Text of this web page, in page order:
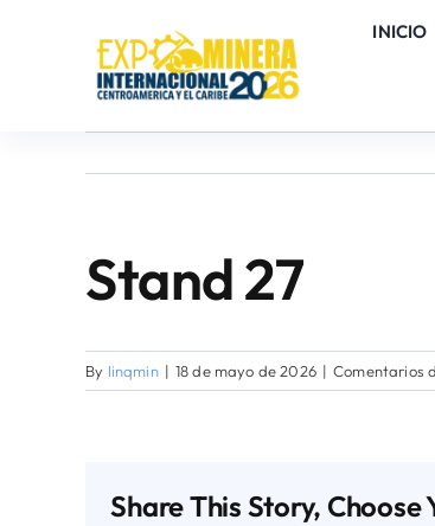
INICIO
Stand 27
By linqmin | 18 de mayo de 2026 | Comentarios
Share This Story,